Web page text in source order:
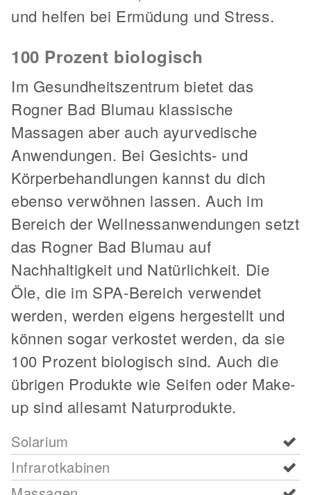
und helfen bei Ermüdung und Stress.
100 Prozent biologisch
Im Gesundheitszentrum bietet das
Rogner Bad Blumau klassische
Massagen aber auch ayurvedische
Anwendungen. Bei Gesichts- und
Körperbehandlungen kannst du dich
ebenso verwöhnen lassen. Auch im
Bereich der Wellnessanwendungen setzt
das Rogner Bad Blumau auf
Nachhaltigkeit und Natürlichkeit. Die
Öle, die im SPA-Bereich verwendet
werden, werden eigens hergestellt und
können sogar verkostet werden, da sie
100 Prozent biologisch sind. Auch die
übrigen Produkte wie Seifen oder Make-
up sind allesamt Naturprodukte.
Solarium
Infrarotkabinen